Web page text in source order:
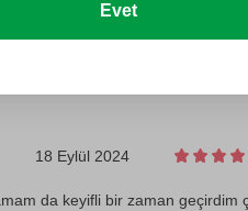
18 Eylül 2024
da keyifli bir zaman geçirdim
Evet